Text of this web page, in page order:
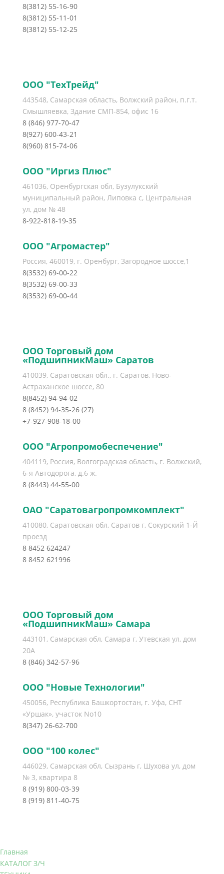
8(3812) 55-16-90
8(3812) 55-11-01
8(3812) 55-12-25
ООО "ТехТрейд"
443548, Самарская область, Волжский район, п.г.т.
Смышляевка, Здание СМП-854, офис 16
8 (846) 977-70-47
8(927) 600-43-21
8(960) 815-74-06
ООО "Иргиз Плюс"
461036, Оренбургская обл, Бузулукский
муниципальный район, Липовка с, Центральная
ул, дом № 48
8-922-818-19-35
ООО "Агромастер"
Россия, 460019, г. Оренбург, Загородное шоссе,1
8(3532) 69-00-22
8(3532) 69-00-33
8(3532) 69-00-44
ООО Торговый дом
«ПодшипникМаш» Саратов
410039, Саратовская обл., г. Саратов, Ново-
Астраханское шоссе, 80
8(8452) 94-94-02
8 (8452) 94-35-26 (27)
+7-927-908-18-00
ООО "Агропромобеспечение"
404119, Россия, Волгоградская область, г. Волжский,
6-я Автодорога, д.6 ж.
8 (8443) 44-55-00
ОАО "Саратовагропромкомплект"
410080, Саратовская обл, Саратов г, Сокурский 1-Й
проезд
8 8452 624247
8 8452 621996
ООО Торговый дом
«ПодшипникМаш» Самара
443101, Самарская обл, Самара г, Утевская ул, дом
20А
8 (846) 342-57-96
ООО "Новые Технологии"
450056, Республика Башкортостан, г. Уфа, СНТ
«Уршак», участок No10
8(347) 26-62-700
ООО "100 колес"
446029, Самарская обл, Сызрань г, Шухова ул, дом
№ 3, квартира 8
8 (919) 800-03-39
8 (919) 811-40-75
Главная
КАТАЛОГ З/Ч